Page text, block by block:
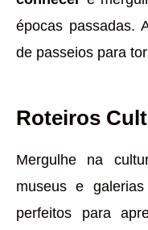
épocas passadas.
de passeios para
Roteiros
Mergulhe na
museus e
perfeitos para